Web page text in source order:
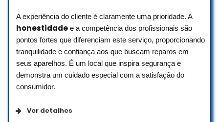
todo o processo!
Eveline Telles
☆ 5/5
Ótimo atendimento, técnico me passou
justo e com muito conhecimento técnico
A experiência do cliente é claramente uma prioridade. A
honestidade e a competência dos profissionais são
pontos fortes que diferenciam este serviço, proporcionando
tranquilidade e confiança aos que buscam reparos em
seus aparelhos. É um local que inspira segurança e
demonstra um cuidado especial com a satisfação do
consumidor.
Ver detalhes